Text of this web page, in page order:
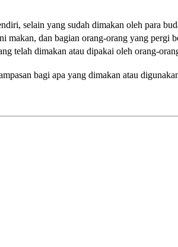
selain yang sudah dimakan oleh para
makan, dan bagian orang-orang yang pergi
telah dimakan atau dipakai oleh orang-
bagi apa yang dimakan atau